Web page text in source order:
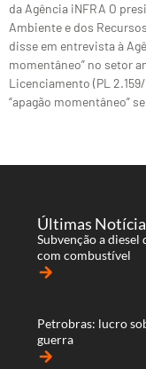
da Agência iNFRA O
Ambiente e dos
disse em entrevista à
momentâneo” no setor
Licenciamento (PL
“apagão momentâneo”
Últimas
Subvenção a diesel
com combustível
arrow_forward
Petrobras: lucro
guerra
arrow_forward